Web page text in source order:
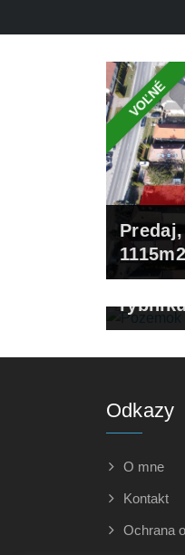
VOĽNÉ
Odkazy
O mne
Kontakt
Ochrana